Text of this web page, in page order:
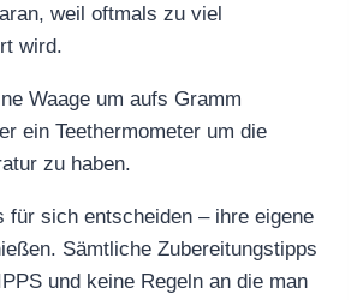
weil oftmals zu viel
wird.
Waage um aufs Gramm
ein Teethermometer um die
zu haben.
für sich entscheiden – ihre eigene
Sämtliche Zubereitungstipps
und keine Regeln an die man